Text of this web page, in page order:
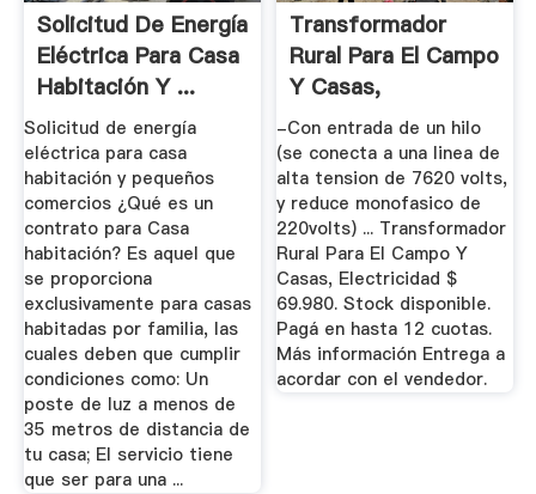
Solicitud De Energía
Eléctrica Para Casa
Habitación Y ...
Solicitud de energía
eléctrica para casa
habitación y pequeños
comercios ¿Qué es un
contrato para Casa
habitación? Es aquel que
se proporciona
exclusivamente para casas
habitadas por familia, las
cuales deben que cumplir
condiciones como: Un
poste de luz a menos de
35 metros de distancia de
tu casa; El servicio tiene
que ser para una ...
Transformador
Rural Para El Campo
Y Casas,
Electricidad ...
-Con entrada de un hilo
(se conecta a una linea de
alta tension de 7620 volts,
y reduce monofasico de
220volts) ... Transformador
Rural Para El Campo Y
Casas, Electricidad $
69.980. Stock disponible.
Pagá en hasta 12 cuotas.
Más información Entrega a
acordar con el vendedor.